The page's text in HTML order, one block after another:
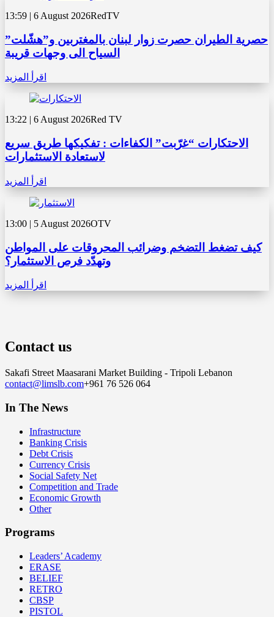
13:59 | 6 August 2026RedTV
حصرية الطيران حصرت زوار لبنان بالمغتربين و”هشّلت”
السياح الى وجهات قريبة
اقرأ المزيد
13:22 | 6 August 2026Red TV
الاحتكارات “غرّبت” الكفاءات : تفكيكها طريق سريع
لاستعادة الاستثمارات
اقرأ المزيد
13:00 | 5 August 2026OTV
كيف تضغط التضخم وضرائب المحروقات على المواطن
وتهدّد فرص الاستثمار؟
اقرأ المزيد
Contact us
Sakafi Street Maasarani Market Building - Tripoli Lebanon
contact@limslb.com+961 76 526 064
In The News
Infrastructure
Banking Crisis
Debt Crisis
Currency Crisis
Social Safety Net
Competition and Trade
Economic Growth
Other
Programs
Leaders’ Academy
ERASE
BELIEF
RETRO
CBSP
PISTOL